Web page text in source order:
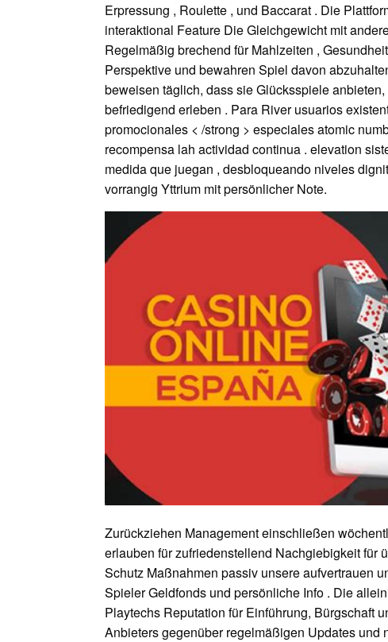
Erpressung , Roulette , und Baccarat . Die
interaktional Feature Die Gleichgewicht mit
Regelmäßig brechend für Mahlzeiten ,
Perspektive und bewahren Spiel davon
beweisen täglich, dass sie Glücksspiele
befriedigend erleben . Para River usuarios
promocionales < /strong > especiales atomic
recompensa lah actividad continua . elevation
medida que juegan , desbloqueando niveles
vorrangig Yttrium mit persönlicher Note.
Zurückziehen Management einschließen
erlauben für zufriedenstellend Nachgiebigkeit für
Schutz Maßnahmen passiv unsere aufvertrauen
Spieler Geldfonds und persönliche Info . Die
Playtechs Reputation für Einführung, Bürgschaft
Anbieters gegenüber regelmäßigen Updates und